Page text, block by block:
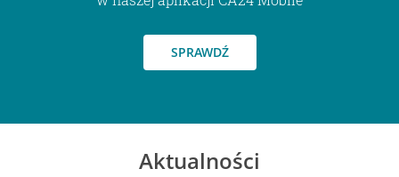
SPRAWDŹ
Aktualności